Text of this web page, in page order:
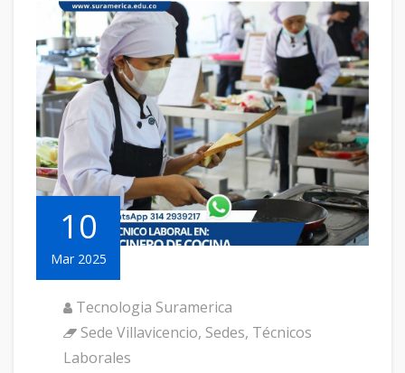
10
Mar 2025
Tecnologia Suramerica
Sede Villavicencio, Sedes, Técnicos
Laborales